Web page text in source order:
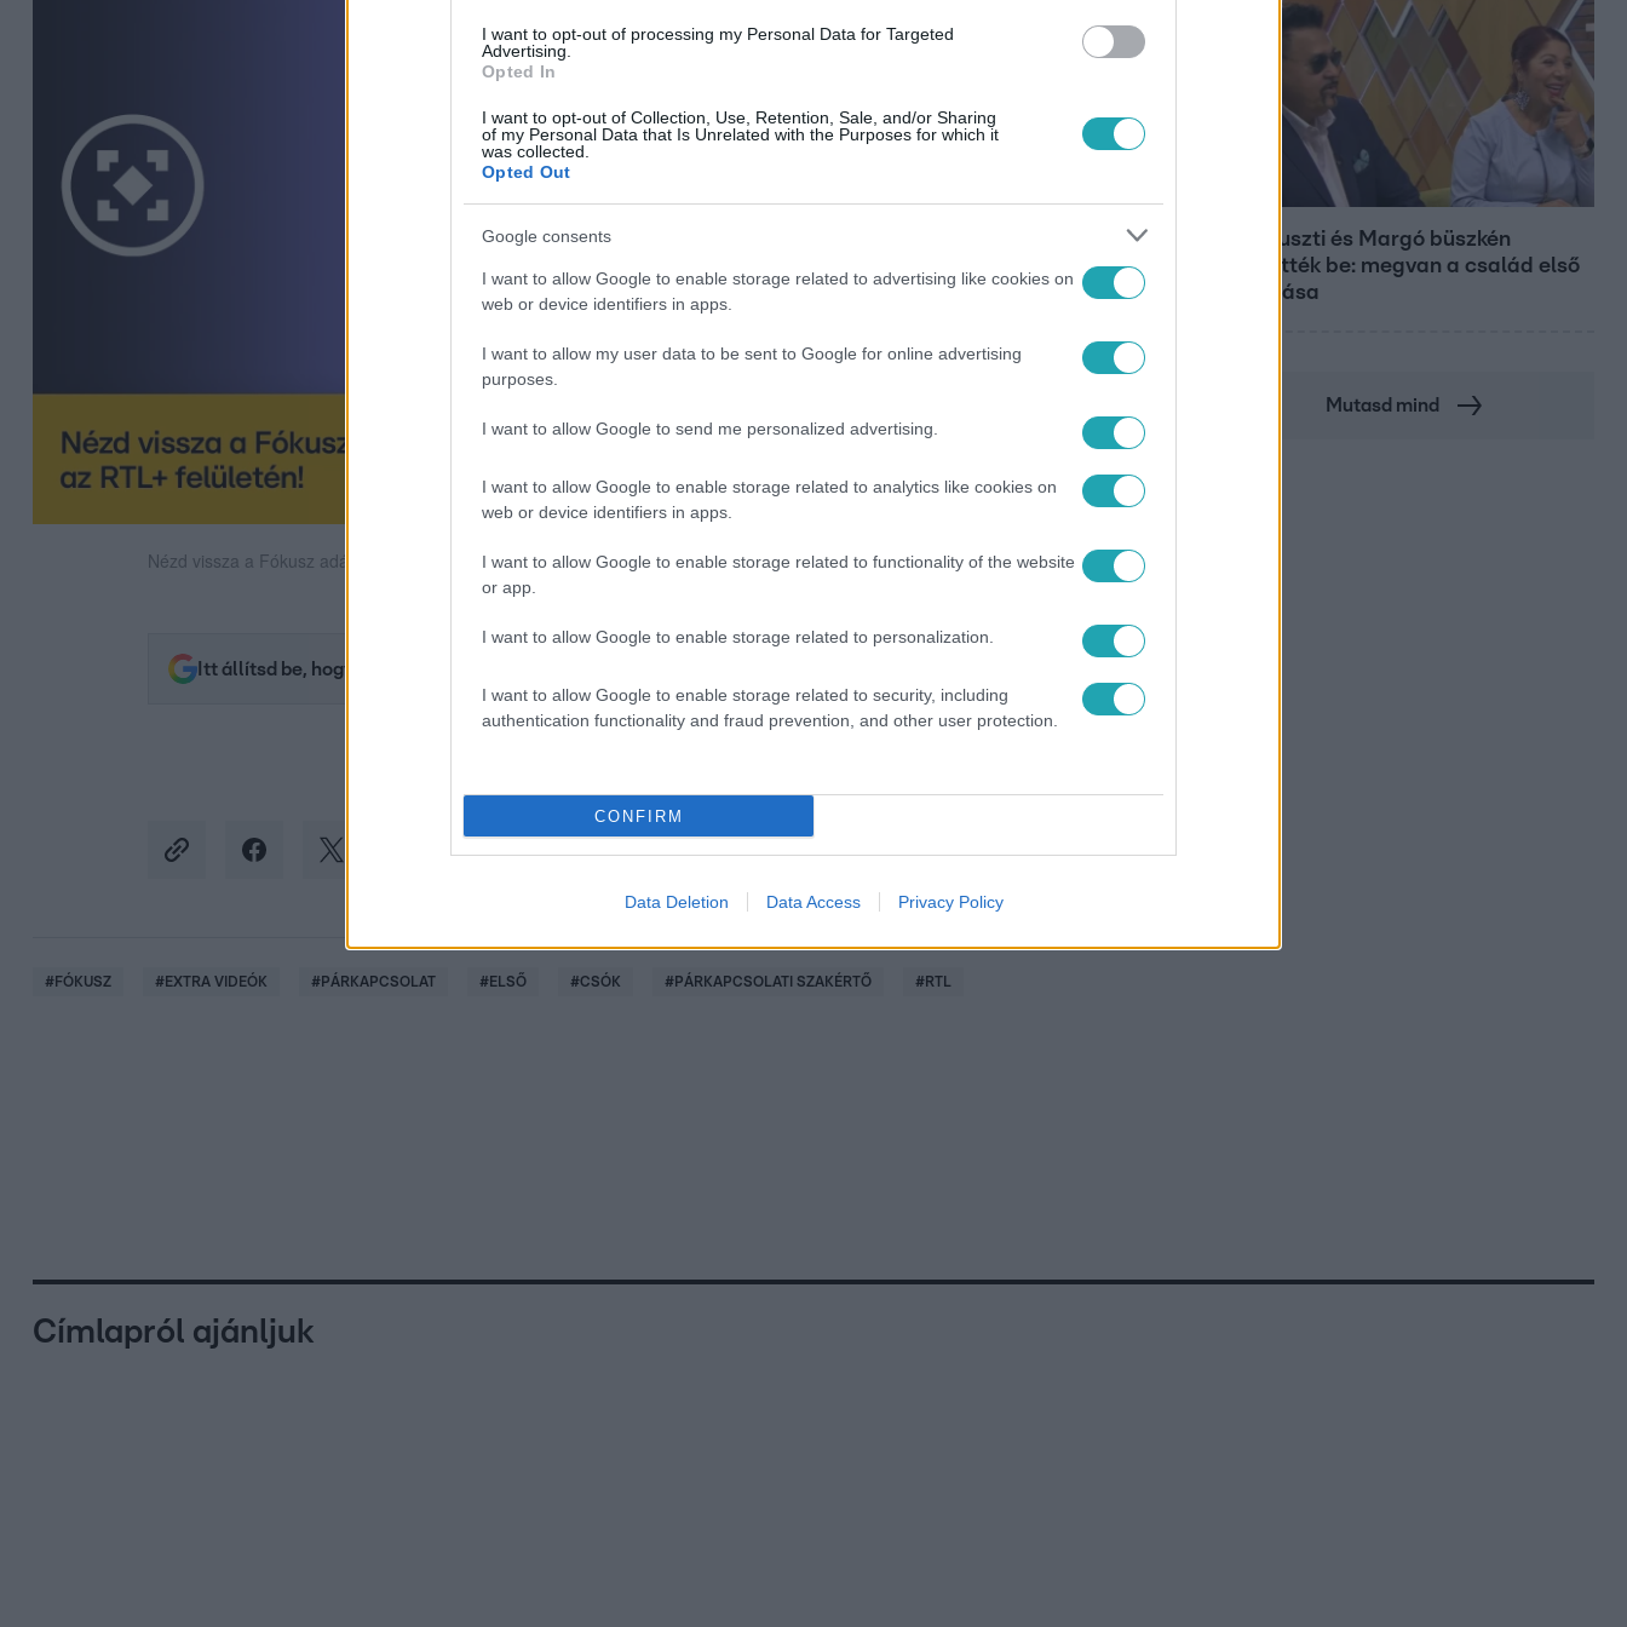
I want to opt-out of processing my Personal Data for Targeted
Advertising.
Opted In
I want to opt-out of Collection, Use, Retention, Sale, and/or Sharing
of my Personal Data that Is Unrelated with the Purposes for which it
was collected.
Opted Out
Google consents
I want to allow Google to enable storage related to advertising like cookies on
web or device identifiers in apps.
I want to allow my user data to be sent to Google for online advertising
purposes.
I want to allow Google to send me personalized advertising.
I want to allow Google to enable storage related to analytics like cookies on
web or device identifiers in apps.
I want to allow Google to enable storage related to functionality of the website
or app.
I want to allow Google to enable storage related to personalization.
I want to allow Google to enable storage related to security, including
authentication functionality and fraud prevention, and other user protection.
CONFIRM
Data Deletion Data Access Privacy Policy
Nézd vissza a Fókusz adásait az RTL+-on!
Itt állítsd be, hogy az RTL.hu az elsők között legyen a Google-találatokban!
#FÓKUSZ #EXTRA VIDEÓK #PÁRKAPCSOLAT #ELSŐ #CSÓK #PÁRKAPCSOLATI SZAKÉRTŐ #RTL
Bódi Guszti és Margó büszkén
jelentették be: megvan a család első
diplomása
Mutasd mind
Címlapról ajánljuk